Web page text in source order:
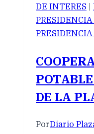
DE INTERES |
DE LA
PorDiario